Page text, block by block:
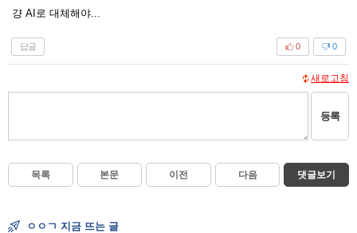
걍 AI로 대체해야...
답글 0
0
새로고침
등록
목록 본문 이전 다음 댓글보기
ㅇㅇㄱ 지금 뜨는 글